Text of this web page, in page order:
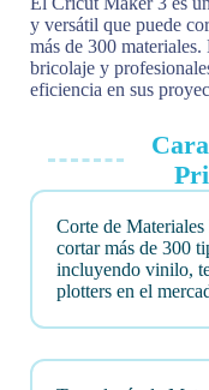
y versátil que puede
más de 300
bricolaje y
eficiencia en sus
Corte de
cortar más de 300
incluyendo vinilo,
plotters en el